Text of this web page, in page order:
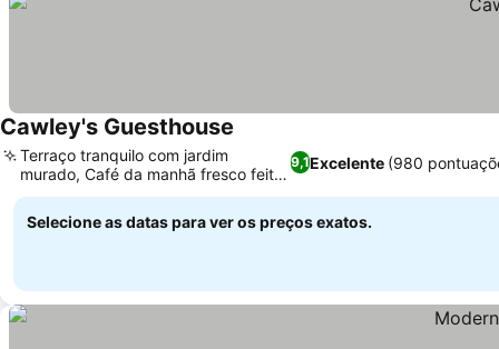
Cawley's Guesthouse
9,1Excelente (980
Terraço tranquilo com jardim
murado, Café da manhã fresco feito
na hora
Selecione as datas para ver os preços exatos.